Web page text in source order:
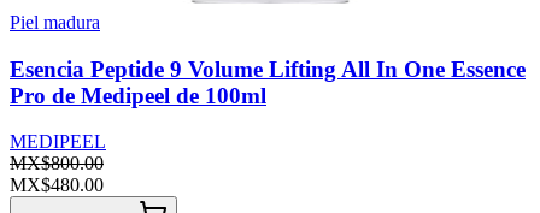
Piel madura
Esencia Peptide 9 Volume Lifting All In One Essence
Pro de Medipeel de 100ml
MEDIPEEL
MX$800.00
MX$480.00